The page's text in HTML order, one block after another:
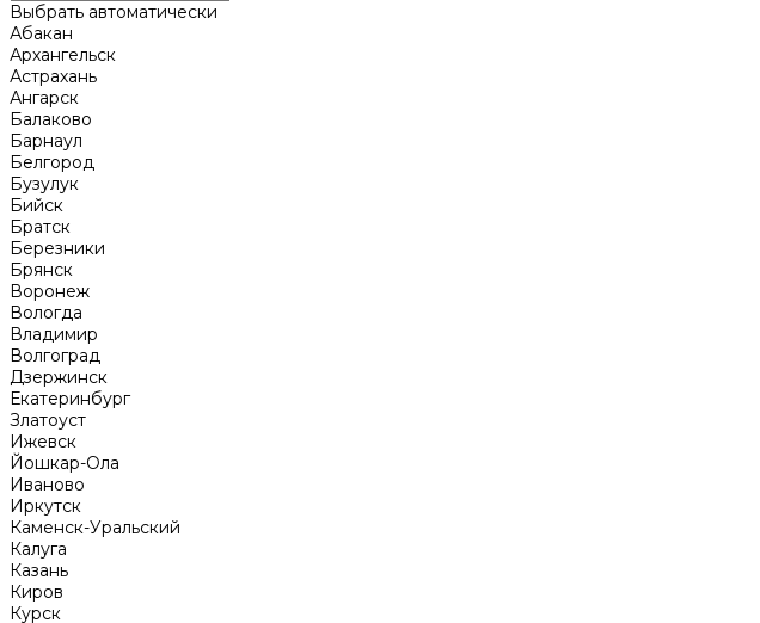
Выбрать автоматически
Абакан
Архангельск
Астрахань
Ангарск
Балаково
Барнаул
Белгород
Бузулук
Бийск
Братск
Березники
Брянск
Воронеж
Вологда
Владимир
Волгоград
Дзержинск
Екатеринбург
Златоуст
Ижевск
Йошкар-Ола
Иваново
Иркутск
Каменск-Уральский
Калуга
Казань
Киров
Курск